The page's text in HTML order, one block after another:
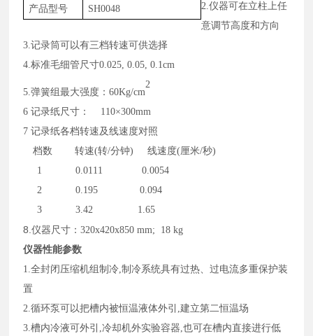
产品型号
SH0048
2.仪器可在立柱上任
意调节高度和方向
3.记录筒可以有三档转速可供选择
4.标准毛细管尺寸0.025, 0.05, 0.1cm
5.弹簧组最大强度：60Kg/cm
2
6 记录纸尺寸：
110×300mm
7 记录纸各档转速及线速度对照
档数 转速(转/分钟) 线速度(厘米/秒)
1 0.0111 0.0054
2 0.195 0.094
3 3.42 1.65
8.仪器尺寸：320x420x850 mm; 18 kg
仪器性能参数
1 .全封闭压缩机组制冷 ,制冷系统具有过热、过电流多重保护装
置
2 .循环泵可以把槽内被恒温液体外引
,建立第二恒温场
3 .槽内冷液可外引
,冷却机外实验容器,也可在槽内直接进行低